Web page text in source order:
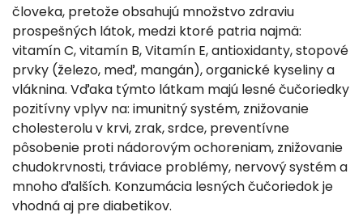
človeka, pretože obsahujú množstvo zdraviu
prospešných látok, medzi ktoré patria najmä:
vitamín C, vitamín B, Vitamín E, antioxidanty, stopové
prvky (železo, meď, mangán), organické kyseliny a
vláknina. Vďaka týmto látkam majú lesné čučoriedky
pozitívny vplyv na: imunitný systém, znižovanie
cholesterolu v krvi, zrak, srdce, preventívne
pôsobenie proti nádorovým ochoreniam, znižovanie
chudokrvnosti, tráviace problémy, nervový systém a
mnoho ďalších. Konzumácia lesných čučoriedok je
vhodná aj pre diabetikov.